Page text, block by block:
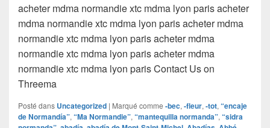
acheter mdma normandie xtc mdma lyon paris acheter
mdma normandie xtc mdma lyon paris acheter mdma
normandie xtc mdma lyon paris acheter mdma
normandie xtc mdma lyon paris acheter mdma
normandie xtc mdma lyon paris Contact Us on
Threema
Posté dans Uncategorized | Marqué comme ‑bec, ‑fleur, ‑tot, “encaje
de Normandía”, “Ma Normandie”, “mantequilla normanda”, “sidra